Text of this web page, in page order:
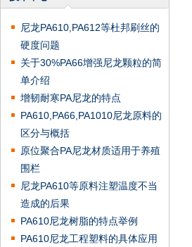
尼龙PA610,PA612等杜邦刷丝的
硬度问题
关于30%PA66增强尼龙颗粒的简
单介绍
增韧耐寒PA尼龙的特点
PA610,PA66,PA1010尼龙原料的
区分与概括
原位聚合PA尼龙材质适用于养殖
围栏
尼龙PA610等原料注塑温度不当
造成的后果
PA610尼龙树脂的特点举例
PA610尼龙工程塑料的具体应用